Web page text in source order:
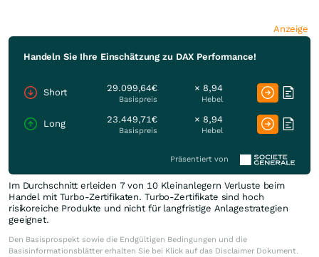
Anzeige
Handeln Sie Ihre Einschätzung zu DAX Performance!
Short 29.099,64€
Basispreis
× 8,94
Hebel
Long 23.449,71€
Basispreis
× 8,94
Hebel
Präsentiert von
Im Durchschnitt erleiden 7 von 10 Kleinanlegern Verluste beim
Handel mit Turbo-Zertifikaten. Turbo-Zertifikate sind hoch
risikoreiche Produkte und nicht für langfristige Anlagestrategien
geeignet.
Den Basisprospekt sowie die Endgültigen Bedingungen und die
Basisinformationsblätter erhalten Sie bei Klick auf das Disclaimer Dokument.